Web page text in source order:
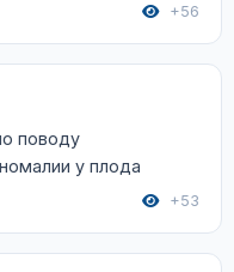
+56
поводу
у плода
+53